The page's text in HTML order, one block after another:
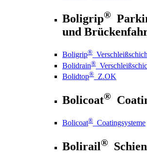
Boligrip®
und
Boligrip®
Bolidrain®
Bolidtop® Z.OK
Bolicoat®
Bolicoat® Coatingsysteme
Bolirail®